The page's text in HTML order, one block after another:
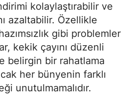
kolaylaştırabilir ve
azaltabilir. Özellikle
gibi problemler
kekik çayını düzenli
belirgin bir rahatlama
her bünyenin farklı
unutulmamalıdır.